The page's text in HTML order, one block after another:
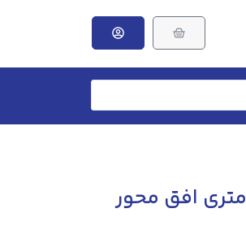
فنر سیم کشی PSF5 مشکی 30 متری افق محور